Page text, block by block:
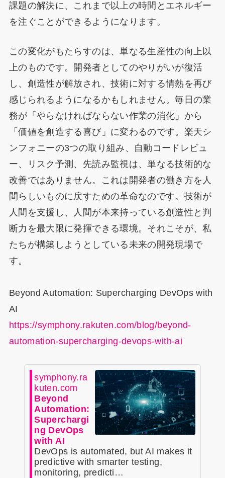
課題の解決に、これまで以上の時間とエネルギー
を注ぐことができるようになります。
この変化がもたらすのは、単なる生産性の向上以
上のものです。開発者としてのやりがいが復活
し、創造性が解放され、技術に対する情熱を再び
感じられるようになるかもしれません。毎日の業
務が「やらなければならない作業の消化」から
「価値を創造する喜び」に変わるのです。楽天シ
ンフォニーの3つの取り組み、自動コードレビュ
ー、リスク予測、先読み監視は、単なる技術的な
改善ではありません。これは開発者の働き方を人
間らしいものに戻すための革命なのです。技術が
人間を支援し、人間が本来持っている創造性と判
断力を最大限に発揮できる環境。それこそが、私
たちが構築しようとしている未来の開発現場で
す。
Beyond Automation: Supercharging DevOps with
AI
https://symphony.rakuten.com/blog/beyond-
automation-supercharging-devops-with-ai
symphony.ra
kuten.com
Beyond
Automation:
Superchargi
ng DevOps
with AI
DevOps is automated, but AI makes it
predictive with smarter testing,
monitoring, predicti…